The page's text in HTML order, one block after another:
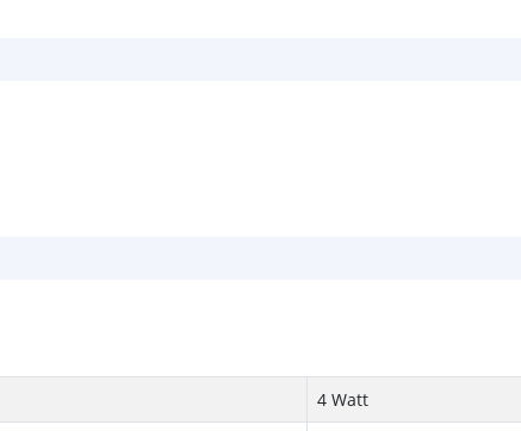
4 Watt